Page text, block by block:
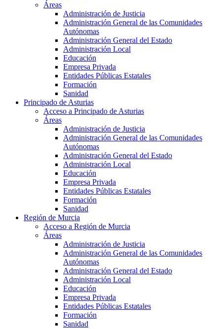
Áreas
Administración de Justicia
Administración General de las Comunidades
Autónomas
Administración General del Estado
Administración Local
Educación
Empresa Privada
Entidades Públicas Estatales
Formación
Sanidad
Principado de Asturias
Acceso a Principado de Asturias
Áreas
Administración de Justicia
Administración General de las Comunidades
Autónomas
Administración General del Estado
Administración Local
Educación
Empresa Privada
Entidades Públicas Estatales
Formación
Sanidad
Región de Murcia
Acceso a Región de Murcia
Áreas
Administración de Justicia
Administración General de las Comunidades
Autónomas
Administración General del Estado
Administración Local
Educación
Empresa Privada
Entidades Públicas Estatales
Formación
Sanidad